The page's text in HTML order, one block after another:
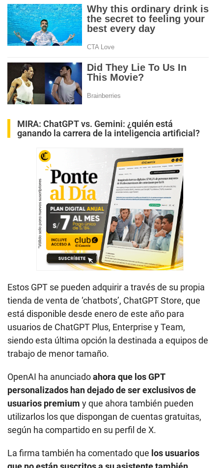
MIRA: ChatGPT vs. Gemini: ¿quién está
ganando la carrera de la inteligencia artificial?
Estos GPT se pueden adquirir a través de su propia
tienda de venta de ‘chatbots’, ChatGPT Store, que
está disponible desde enero de este año para
usuarios de ChatGPT Plus, Enterprise y Team,
siendo esta última opción la destinada a equipos de
trabajo de menor tamaño.
OpenAI ha anunciadoahora que los GPT
personalizados han dejado de ser exclusivos de
usuarios premium y que ahora también pueden
utilizarlos los que dispongan de cuentas gratuitas,
según ha compartido en su perfil de X.
La firma también ha comentado que los usuarios